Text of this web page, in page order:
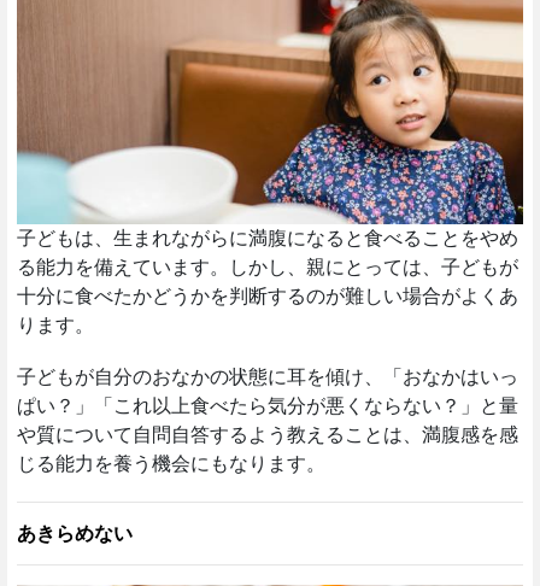
子どもは、生まれながらに満腹になると食べることをやめ
る能力を備えています。しかし、親にとっては、子どもが
十分に食べたかどうかを判断するのが難しい場合がよくあ
ります。
子どもが自分のおなかの状態に耳を傾け、「おなかはいっ
ぱい？」「これ以上食べたら気分が悪くならない？」と量
や質について自問自答するよう教えることは、満腹感を感
じる能力を養う機会にもなります。
あきらめない